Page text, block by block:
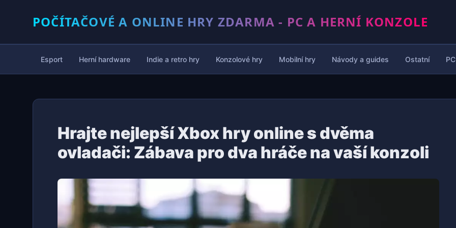
POČÍTAČOVÉ A ONLINE HRY ZDARMA - PC A HERNÍ KONZOLE
Esport Herní hardware Indie a retro hry Konzolové hry Mobilní hry Návody a guides Ostatní
Hrajte nejlepší Xbox hry online s dvěma
ovladači: Zábava pro dva hráče na vaší konzoli